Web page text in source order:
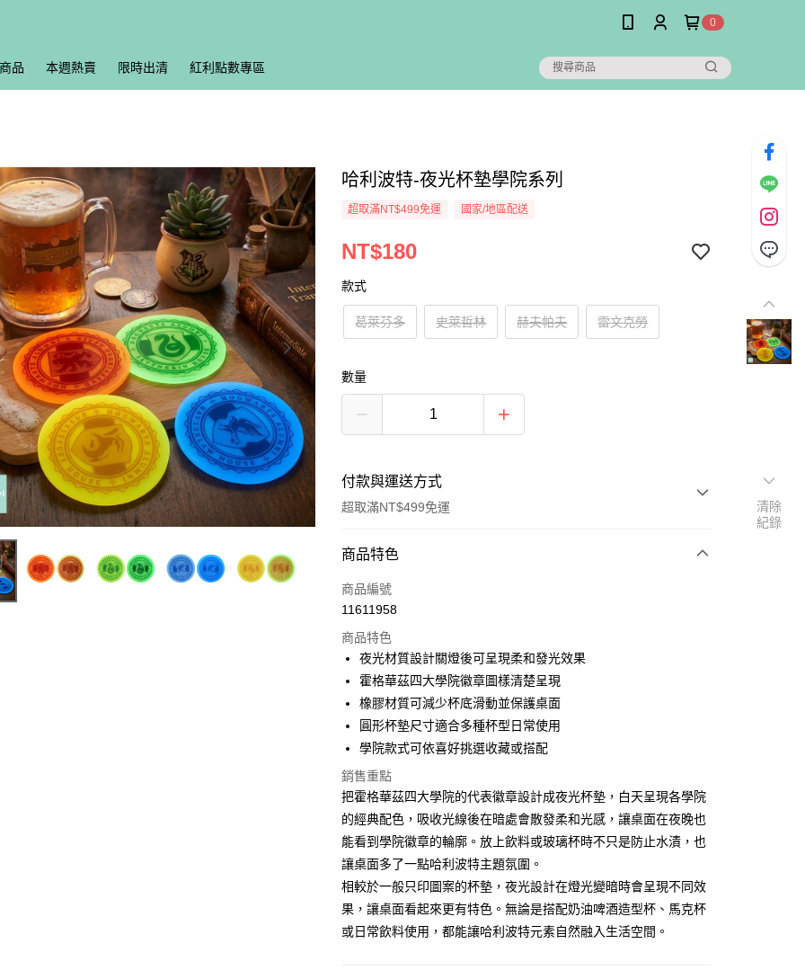
0
品 本週熱賣 限時出清 紅利點數專區
哈利波特-夜光杯墊學院系列
超取滿NT$499免運 國家/地區配送
NT$180
款式
葛萊芬多 史萊哲林 赫夫帕夫 雷文克勞
數量
付款與運送方式
超取滿NT$499免運
付款方式
信用卡一次付款
LINE Pay
Apple Pay
街口支付
悠遊付
AFTEE先享後付
相關說明
【關於「AFTEE先享後付」】
AFTEE先享後付是「在收到商品之後才付款」的支付方式。 讓您購物簡單
便利好安心！
１．簡單：不需註冊會員、不需綁卡、不需儲值。
２．便利：只要手機號碼，簡訊認證，即可結帳。
３．安心：先確認商品／服務後，再付款。
【「AFTEE先享後付」結帳流程】
ATM付款
運送方式
全家付款取貨
商品特色
商品編號
11611958
商品特色
夜光材質設計關燈後可呈現柔和發光效果
霍格華茲四大學院徽章圖樣清楚呈現
橡膠材質可減少杯底滑動並保護桌面
圓形杯墊尺寸適合多種杯型日常使用
學院款式可依喜好挑選收藏或搭配
銷售重點
把霍格華茲四大學院的代表徽章設計成夜光杯墊，白天呈現各學院
的經典配色，吸收光線後在暗處會散發柔和光感，讓桌面在夜晚也
能看到學院徽章的輪廓。放上飲料或玻璃杯時不只是防止水漬，也
讓桌面多了一點哈利波特主題氛圍。
相較於一般只印圖案的杯墊，夜光設計在燈光變暗時會呈現不同效
果，讓桌面看起來更有特色。無論是搭配奶油啤酒造型杯、馬克杯
或日常飲料使用，都能讓哈利波特元素自然融入生活空間。
清除
紀錄